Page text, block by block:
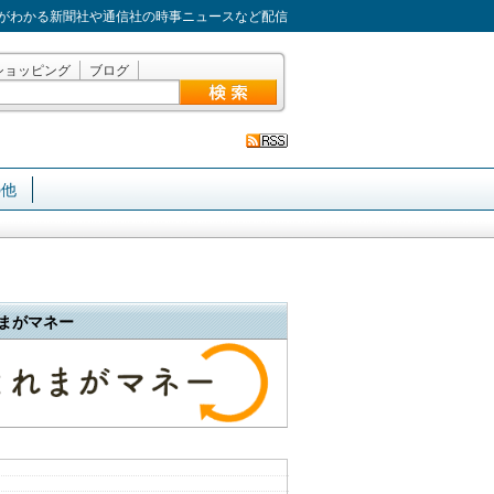
わかる新聞社や通信社の時事ニュースなど配信
ョッピング ブログ
がマネー